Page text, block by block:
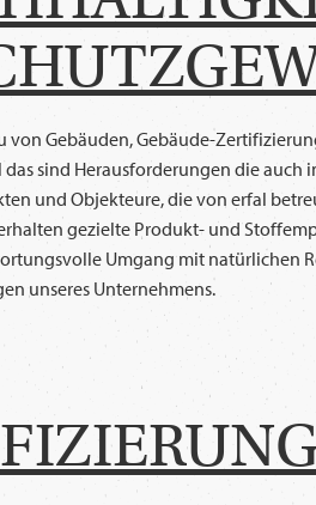
Gebäuden, Gebäude-
sind Herausforderungen die auch
und Objekteure, die von erfal
gezielte Produkt- und
Umgang mit natürlichen
unseres Unternehmens.